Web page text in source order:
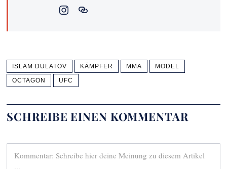
ISLAM DULATOV KÄMPFER MMA
MODEL
OCTAGON
UFC
SCHREIBE EINEN KOMMENTAR